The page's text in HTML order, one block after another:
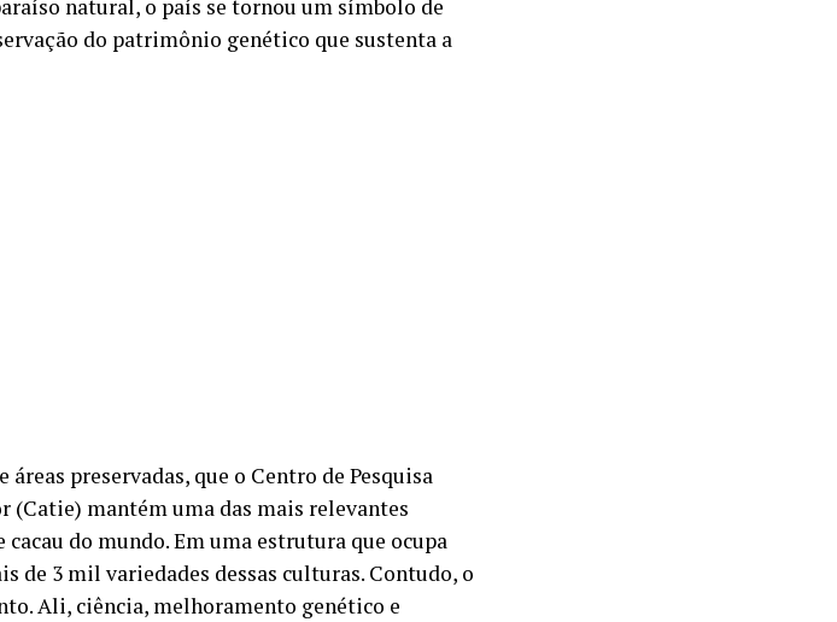
natural, o país se tornou um símbolo de
do patrimônio genético que sustenta a
preservadas, que o Centro de Pesquisa
(Catie) mantém uma das mais relevantes
do mundo. Em uma estrutura que ocupa
de 3 mil variedades dessas culturas. Contudo, o
Ali, ciência, melhoramento genético e